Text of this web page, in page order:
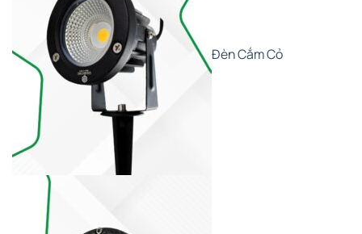
Đèn Cắm Cỏ